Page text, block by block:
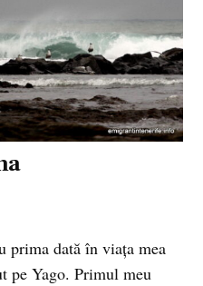
prima dată în viaţa mea
pe Yago. Primul meu